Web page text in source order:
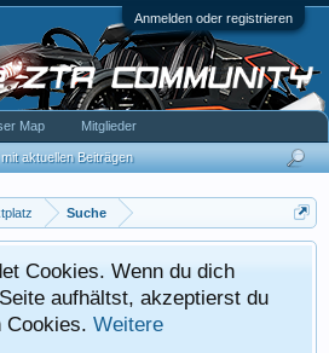
Anmelden oder registrieren
Suche
Cookies. Wenn du dich
aufhältst, akzeptierst du
Cookies. Weitere
aktuellen Beiträgen
Map Mitglieder